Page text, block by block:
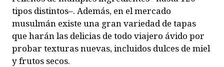
tipos distintos–. Además, en el mercado
musulmán existe una gran variedad de tapas
que harán las delicias de todo viajero ávido por
probar texturas nuevas, incluidos dulces de miel
y frutos secos.